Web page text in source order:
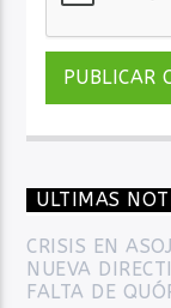
ULTIMAS
CRISIS EN
NUEVA
FALTA DE